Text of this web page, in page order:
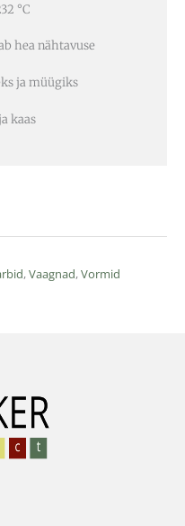
°C
hea nähtavuse
ja müügiks
kaas
,Vaagnad,Vormid